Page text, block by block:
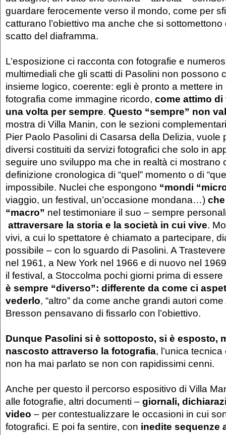
guardare ferocemente verso il mondo, come per
catturano l’obiettivo ma anche che si
scatto del diaframma.
L’esposizione ci racconta con fotografie e
multimediali che gli scatti di Pasolini non possono
insieme logico, coerente: egli è pronto a mettere in
fotografia come immagine ricordo, come attimo
una volta per sempre. Questo “sempre” non
mostra di Villa Manin, con le sezioni
Pier Paolo Pasolini di Casarsa della Delizia, vuole
diversi costituiti da servizi fotografici che solo in
seguire uno sviluppo ma che in realtà ci mostrano
definizione cronologica di “quel” momento o di
impossibile. Nuclei che espongono “mondi
viaggio, un festival, un’occasione mondana…)
“macro” nel testimoniare il suo – sempre
attraversare la storia e la società in cui vive.
vivi, a cui lo spettatore è chiamato a partecipare,
possibile – con lo sguardo di Pasolini. A
nel 1961, a New York nel 1966 e di nuovo nel
il festival, a Stoccolma pochi giorni prima di
è sempre “diverso”: differente da come ci
vederlo, “altro” da come anche grandi autori
Bresson pensavano di fissarlo con l’obiettivo.
Dunque Pasolini si è sottoposto, si è esposto,
nascosto attraverso la fotografia, l’unica
non ha mai parlato se non con rapidissimi cenni.
Anche per questo il percorso espositivo di Villa
alle fotografie, altri documenti – giornali,
video – per contestualizzare le occasioni in cui
fotografici. E poi fa sentire, con inedite sequenze